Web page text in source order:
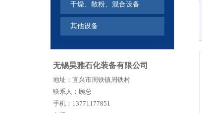
干燥、散粉、混合设备
其他设备
无锡昊雅石化装备有限公司
地址：宜兴市周铁镇周铁村
联系人：顾总
手机：13771177851